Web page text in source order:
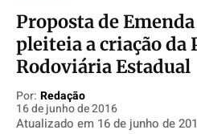
Política
Socioeconômicas
TV Século
Justiça
Política
Socioeconômicas
TV Século
Justiça
Política
Socioeconômicas
TV Século
Justiça
Política
Socioeconômicas
TV Século
Justiça
Proposta de
pleiteia a criação da
Rodoviária Estadual
Por: Redação
16 de junho de 2016
Atualizado em 16 de junho de